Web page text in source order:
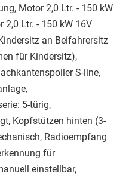
Motor 2,0 Ltr. - 150 kW
2,0 Ltr. - 150 kW 16V
an Beifahrersitz
für Kindersitz),
S-line,
5-türig,
Kopfstützen hinten (3-
Radioempfang
für
einstellbar,